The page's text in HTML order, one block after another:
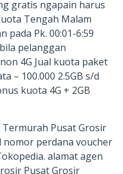
gratis ngapain harus
Tengah Malam
pada Pk. 00:01-6:59
pelanggan
4G Jual kuota paket
– 100.000 2.5GB s/d
kuota 4G + 2GB
Pusat Grosir
nomor perdana voucher
alamat agen
Pusat Grosir